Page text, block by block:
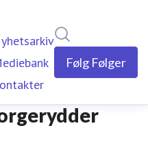
Følg Følger